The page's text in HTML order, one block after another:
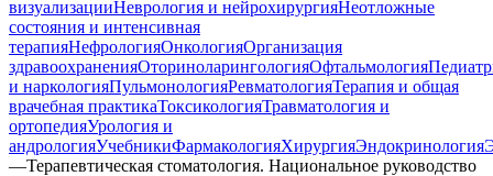
визуализацииНеврология и нейрохирургияНеотложные
состояния и интенсивная
терапияНефрологияОнкологияОрганизация
здравоохраненияОториноларингологияОфтальмология
и наркологияПульмонологияРевматологияТерапия и общая
врачебная практикаТоксикологияТравматология и
ортопедияУрология и
андрологияУчебникиФармакологияХирургияЭндокринология
—Терапевтическая стоматология. Национальное руководство